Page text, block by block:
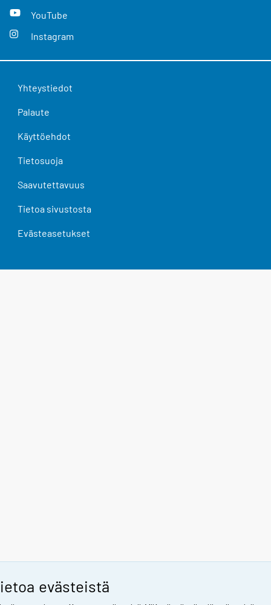
evästeistä
YouTube
Instagram
Yhteystiedot
Palaute
Käyttöehdot
Tietosuoja
Saavutettavuus
Tietoa sivustosta
Evästeasetukset